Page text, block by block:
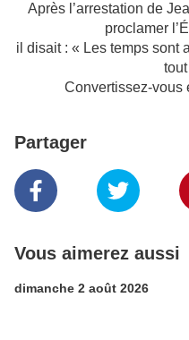
Après l’arrestation de
proclamer
il disait : « Les temps sont
Convertissez-vous
Partager
Vous aimerez aussi
dimanche 2 août 2026